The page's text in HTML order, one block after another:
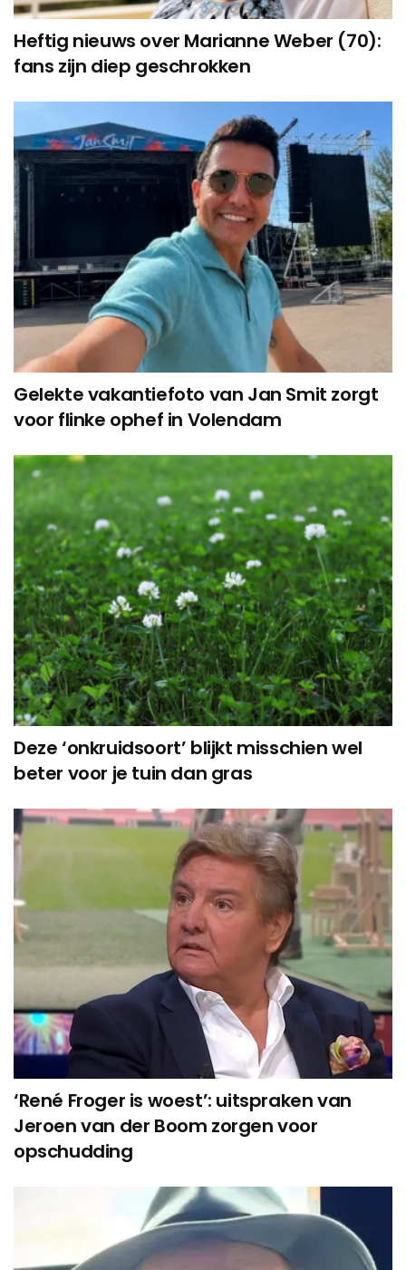
Heftig nieuws over Marianne Weber (70):
fans zijn diep geschrokken
Gelekte vakantiefoto van Jan Smit zorgt
voor flinke ophef in Volendam
Deze ‘onkruidsoort’ blijkt misschien wel
beter voor je tuin dan gras
‘René Froger is woest’: uitspraken van
Jeroen van der Boom zorgen voor
opschudding